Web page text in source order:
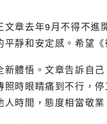
章去年9月不得不
靜和安定感。希望
新體悟。文章告訴自
時眼睛痛到不行，
時間，態度相當敬業